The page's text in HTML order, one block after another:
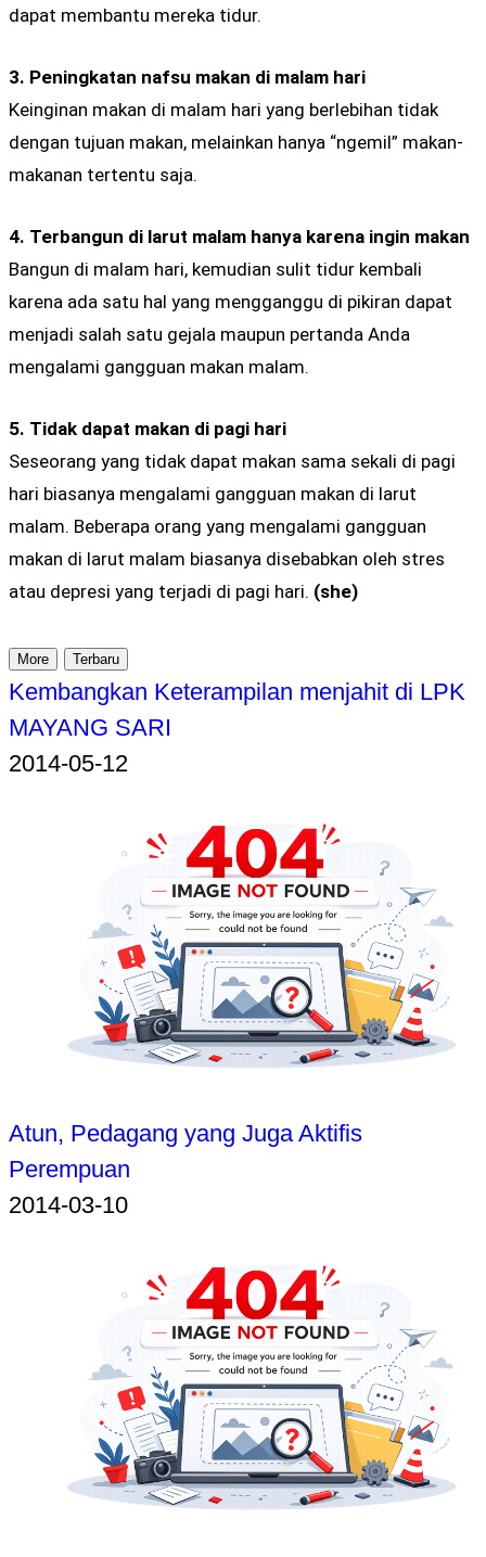
dapat membantu mereka tidur.
3. Peningkatan nafsu makan di malam hari
Keinginan makan di malam hari yang berlebihan tidak
dengan tujuan makan, melainkan hanya “ngemil” makan-
makanan tertentu saja.
4. Terbangun di larut malam hanya karena ingin makan
Bangun di malam hari, kemudian sulit tidur kembali
karena ada satu hal yang mengganggu di pikiran dapat
menjadi salah satu gejala maupun pertanda Anda
mengalami gangguan makan malam.
5. Tidak dapat makan di pagi hari
Seseorang yang tidak dapat makan sama sekali di pagi
hari biasanya mengalami gangguan makan di larut
malam. Beberapa orang yang mengalami gangguan
makan di larut malam biasanya disebabkan oleh stres
atau depresi yang terjadi di pagi hari. (she)
More Terbaru
Kembangkan Keterampilan menjahit di LPK
MAYANG SARI
2014-05-12
Atun, Pedagang yang Juga Aktifis
Perempuan
2014-03-10